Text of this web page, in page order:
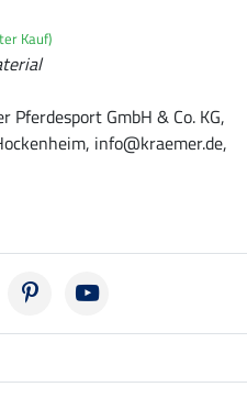
Kauf)
Pferdesport GmbH & Co. KG,
info@kraemer.de,